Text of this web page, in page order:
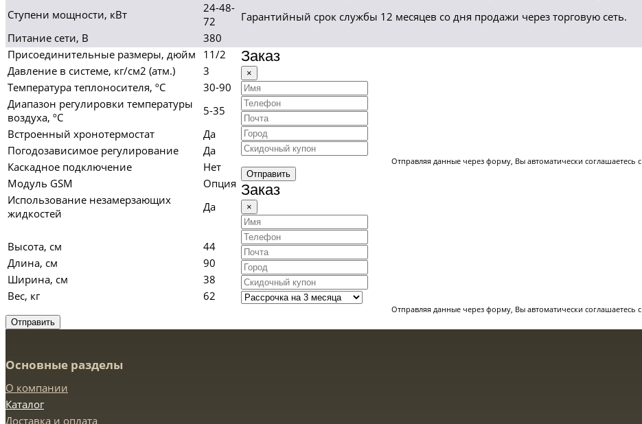
Ступени мощности, кВт
24-48-
72
Питание сети, В
380
Присоединительные размеры, дюйм
11/2
Давление в системе, кг/см2 (атм.)
3
Температура теплоносителя, ºC
30-90
Диапазон регулировки температуры
воздуха, ºC
5-35
Встроенный хронотермостат
Да
Погодозависимое регулирование
Да
Каскадное подключение
Нет
Модуль GSM
Опция
Использование незамерзающих
жидкостей
Да
Высота, см
44
Длина, см
90
Ширина, см
38
Вес, кг
62
Гарантийный срок службы 12 месяцев со дня продажи через торговую сеть.
Заказ
×
Отправляя данные через форму, Вы автоматически соглашаетесь с
Отправить
Заказ
×
Отправляя данные через форму, Вы автоматически соглашаетесь с
Отправить
Основные разделы
О компании
Каталог
Доставка и оплата